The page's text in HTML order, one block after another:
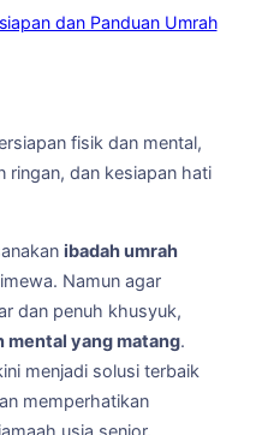
dan Panduan Umrah
fisik dan mental,
ringan, dan kesiapan hati
ibadah umrah
Namun agar
dan penuh khusyuk,
mental yang matang.
menjadi solusi terbaik
memperhatikan